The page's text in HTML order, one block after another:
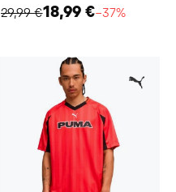
29,99 €18,99 €−37%